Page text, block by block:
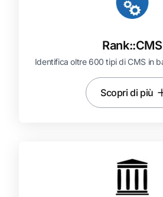
Rank::CMS
Identifica oltre 600 tipi di CMS in
Scopri di più